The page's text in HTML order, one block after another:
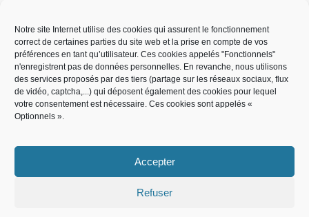
Notre site Internet utilise des cookies qui assurent le fonctionnement
correct de certaines parties du site web et la prise en compte de vos
préférences en tant qu’utilisateur. Ces cookies appelés "Fonctionnels"
n'enregistrent pas de données personnelles. En revanche, nous utilisons
des services proposés par des tiers (partage sur les réseaux sociaux, flux
de vidéo, captcha,...) qui déposent également des cookies pour lequel
votre consentement est nécessaire. Ces cookies sont appelés «
Optionnels ».
Accepter
Refuser